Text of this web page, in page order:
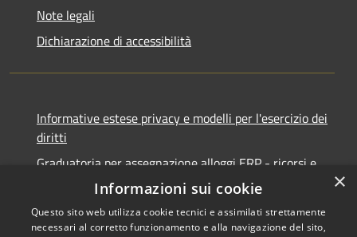
Note legali
Dichiarazione di accessibilità
Informative estese privacy e modelli per l'esercizio dei
diritti
Graduatoria per assegnazione alloggi ERP - ricorsi e
×
Informazioni sui cookie
Questo sito web utilizza cookie tecnici e assimilati strettamente
necessari al corretto funzionamento e alla navigazione del sito,